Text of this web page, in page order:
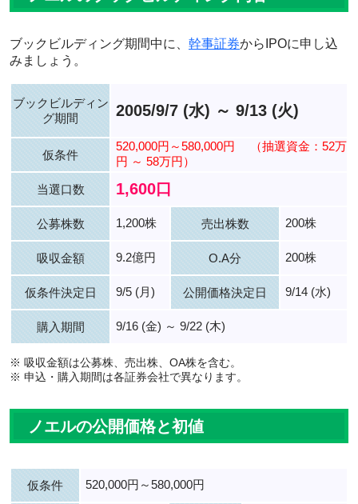
ブックビルディング期間中に、 幹事証券からIPOに申し込
みましょう。
ブックビルディン
グ期間
2005/9/7 (水) ～ 9/13 (火)
仮条件
520,000円～580,000円
（抽選資金：52万
円 ～ 58万円）
当選口数 1,600口
公募株数 1,200株 売出株数 200株
吸収金額 9.2億円 O.A分 200株
仮条件決定日 9/5 (月) 公開価格決定日 9/14 (水)
購入期間 9/16 (金) ～ 9/22 (木)
※ 吸収金額は公募株、売出株、OA株を含む。
※ 申込・購入期間は各証券会社で異なります。
ノエルの公開価格と初値
仮条件 520,000円～580,000円